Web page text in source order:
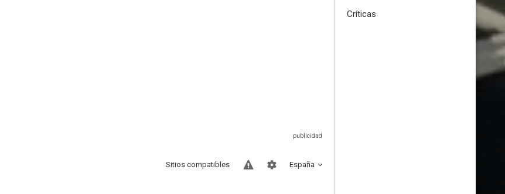
España
Sitios compatibles
Críticas